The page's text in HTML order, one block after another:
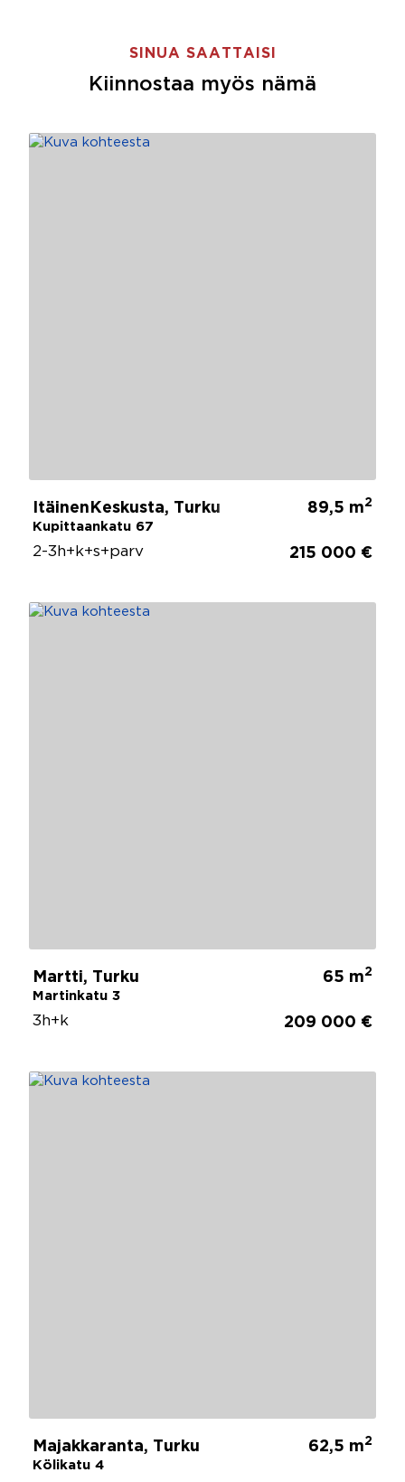
SINUA SAATTAISI
Kiinnostaa myös nämä
ItäinenKeskusta, Turku
Kupittaankatu 67
89,5 m2
2-3h+k+s+parv 215 000 €
Martti, Turku
Martinkatu 3
65 m2
3h+k 209 000 €
Majakkaranta, Turku
Kölikatu 4
62,5 m2